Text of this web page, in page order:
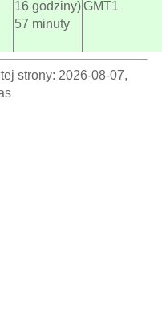
16 godziny)
57 minuty
GMT1
strony: 2026-08-07,